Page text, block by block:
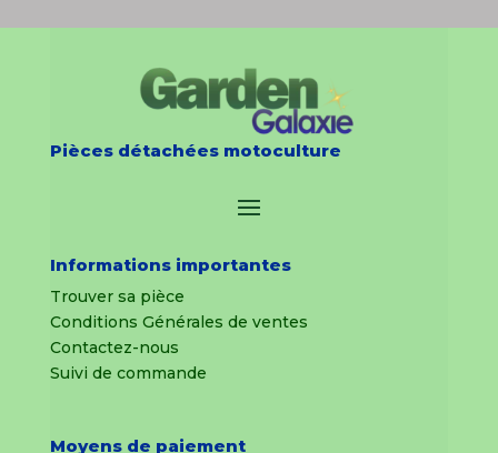
Pièces détachées motoculture
Informations importantes
Trouver sa pièce
Conditions Générales de ventes
Contactez-nous
Suivi de commande
Moyens de paiement